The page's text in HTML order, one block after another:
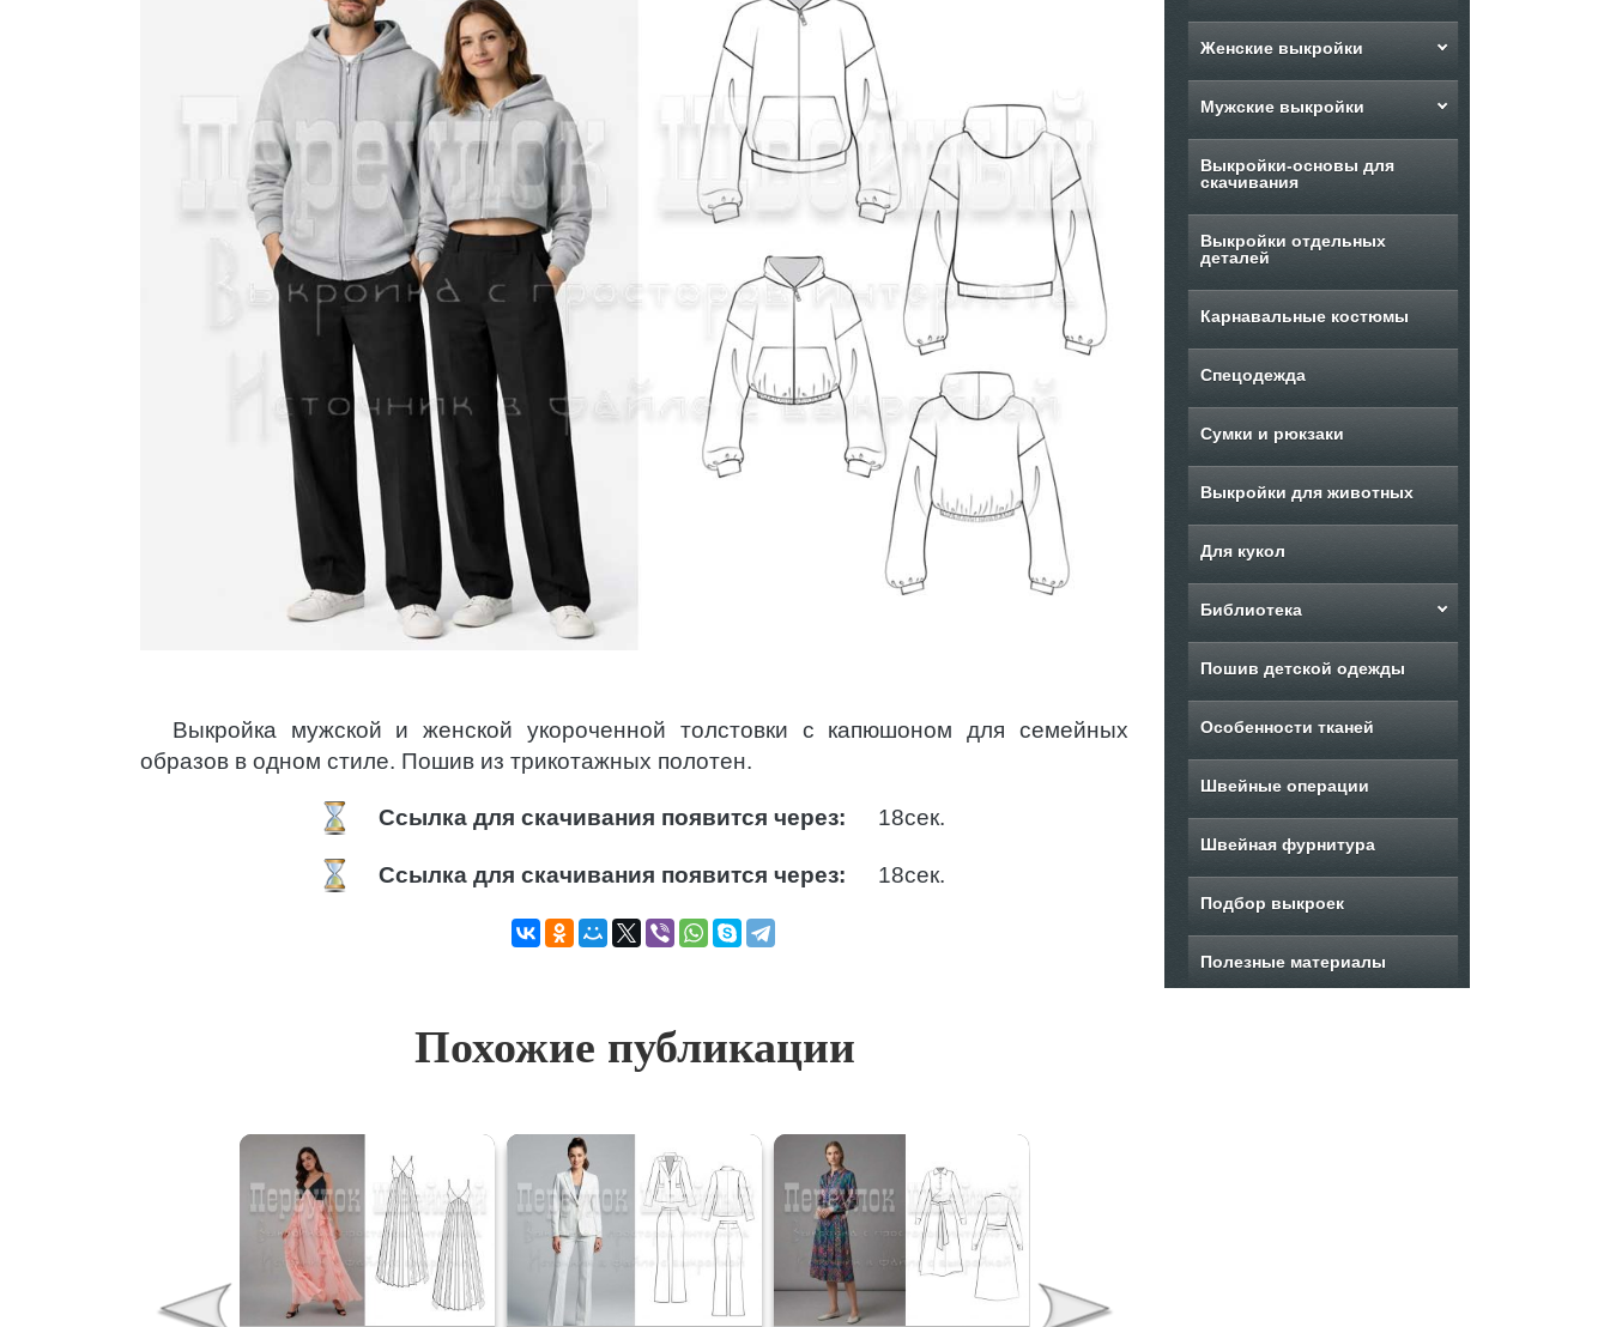
Выкройка мужской и женской укороченной толстовки с капюшоном для семейных
образов в одном стиле. Пошив из трикотажных полотен.
Ссылка для скачивания появится через: 17сек.
Ссылка для скачивания появится через: 17сек.
Похожие публикации
Женские выкройки
Мужские выкройки
Выкройки-основы для
скачивания
Выкройки отдельных
деталей
Карнавальные костюмы
Спецодежда
Сумки и рюкзаки
Выкройки для животных
Для кукол
Библиотека
Пошив детской одежды
Особенности тканей
Швейные операции
Швейная фурнитура
Подбор выкроек
Полезные материалы